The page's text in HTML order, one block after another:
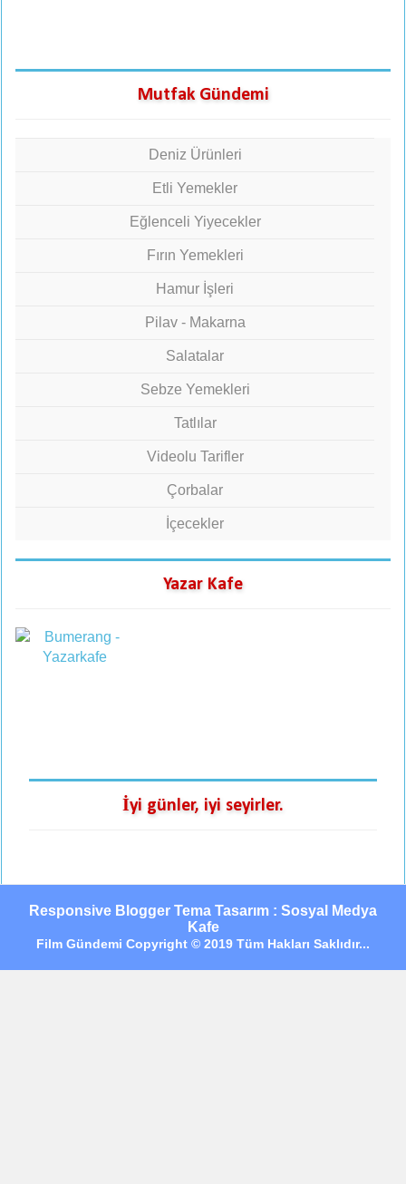
Mutfak Gündemi
Deniz Ürünleri
Etli Yemekler
Eğlenceli Yiyecekler
Fırın Yemekleri
Hamur İşleri
Pilav - Makarna
Salatalar
Sebze Yemekleri
Tatlılar
Videolu Tarifler
Çorbalar
İçecekler
Yazar Kafe
İyi günler, iyi seyirler.
Responsive Blogger Tema Tasarım : Sosyal Medya
Kafe
Film Gündemi Copyright © 2019 Tüm Hakları Saklıdır...